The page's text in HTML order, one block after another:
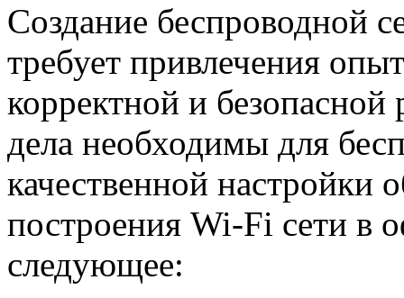
Создание беспроводной
требует привлечения
корректной и
дела необходимы для
качественной настройки
построения Wi-Fi сети в
следующее: